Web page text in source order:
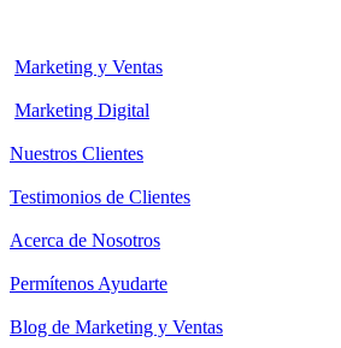
Marketing y Ventas
Marketing Digital
Nuestros Clientes
Testimonios de Clientes
Acerca de Nosotros
Permítenos Ayudarte
Blog de Marketing y Ventas